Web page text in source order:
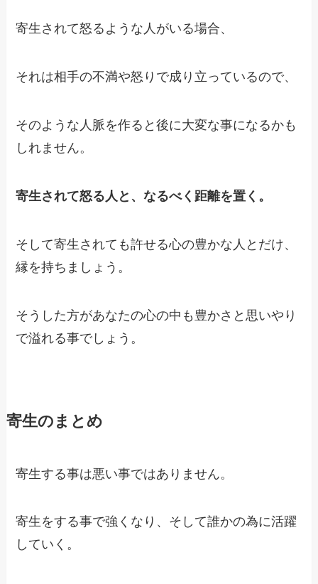
寄生されて怒るような人がいる場合、
それは相手の不満や怒りで成り立っているので、
そのような人脈を作ると後に大変な事になるかも
しれません。
寄生されて怒る人と、なるべく距離を置く。
そして寄生されても許せる心の豊かな人とだけ、
縁を持ちましょう。
そうした方があなたの心の中も豊かさと思いやり
で溢れる事でしょう。
寄生のまとめ
寄生する事は悪い事ではありません。
寄生をする事で強くなり、そして誰かの為に活躍
していく。